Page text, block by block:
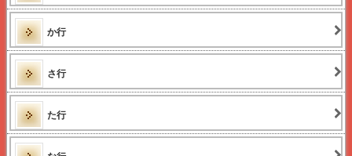
か行
さ行
た行